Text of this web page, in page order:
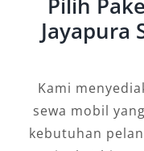
nyaman, dan
Salsa Wisata
terpercaya di
mobil Avanza
terawat. Nikmati
dengan mobil
Jayapura
Kami
sewa mobil
kebutuhan